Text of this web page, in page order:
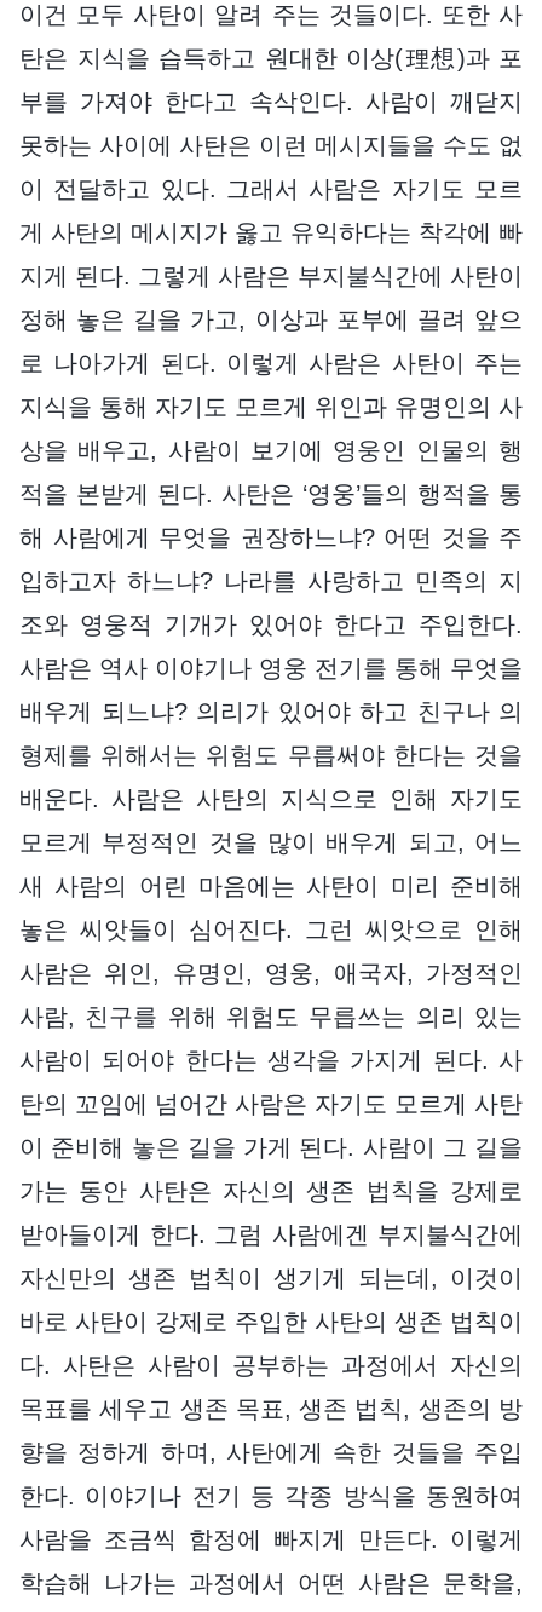
이건 모두 사탄이 알려 주는 것들이다. 또한 사
탄은 지식을 습득하고 원대한 이상(理想)과 포
부를 가져야 한다고 속삭인다. 사람이 깨닫지
못하는 사이에 사탄은 이런 메시지들을 수도 없
이 전달하고 있다. 그래서 사람은 자기도 모르
게 사탄의 메시지가 옳고 유익하다는 착각에 빠
지게 된다. 그렇게 사람은 부지불식간에 사탄이
정해 놓은 길을 가고, 이상과 포부에 끌려 앞으
로 나아가게 된다. 이렇게 사람은 사탄이 주는
지식을 통해 자기도 모르게 위인과 유명인의 사
상을 배우고, 사람이 보기에 영웅인 인물의 행
적을 본받게 된다. 사탄은 ‘영웅’들의 행적을 통
해 사람에게 무엇을 권장하느냐? 어떤 것을 주
입하고자 하느냐? 나라를 사랑하고 민족의 지
조와 영웅적 기개가 있어야 한다고 주입한다.
사람은 역사 이야기나 영웅 전기를 통해 무엇을
배우게 되느냐? 의리가 있어야 하고 친구나 의
형제를 위해서는 위험도 무릅써야 한다는 것을
배운다. 사람은 사탄의 지식으로 인해 자기도
모르게 부정적인 것을 많이 배우게 되고, 어느
새 사람의 어린 마음에는 사탄이 미리 준비해
놓은 씨앗들이 심어진다. 그런 씨앗으로 인해
사람은 위인, 유명인, 영웅, 애국자, 가정적인
사람, 친구를 위해 위험도 무릅쓰는 의리 있는
사람이 되어야 한다는 생각을 가지게 된다. 사
탄의 꼬임에 넘어간 사람은 자기도 모르게 사탄
이 준비해 놓은 길을 가게 된다. 사람이 그 길을
가는 동안 사탄은 자신의 생존 법칙을 강제로
받아들이게 한다. 그럼 사람에겐 부지불식간에
자신만의 생존 법칙이 생기게 되는데, 이것이
바로 사탄이 강제로 주입한 사탄의 생존 법칙이
다. 사탄은 사람이 공부하는 과정에서 자신의
목표를 세우고 생존 목표, 생존 법칙, 생존의 방
향을 정하게 하며, 사탄에게 속한 것들을 주입
한다. 이야기나 전기 등 각종 방식을 동원하여
사람을 조금씩 함정에 빠지게 만든다. 이렇게
학습해 나가는 과정에서 어떤 사람은 문학을,